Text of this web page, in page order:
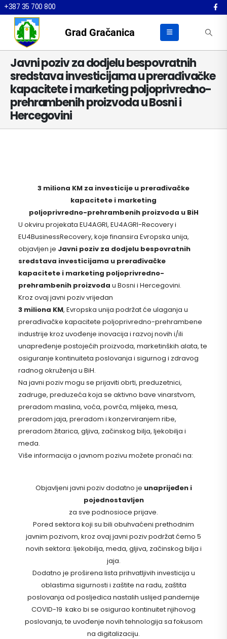
+387 35 700 800
Grad Gračanica
Javni poziv za dodjelu bespovratnih
sredstava investicijama u prerađivačke
kapacitete i marketing poljoprivredno-
prehrambenih proizvoda u Bosni i
Hercegovini
3 miliona KM za investicije u prerađivačke
kapacitete i marketing
poljoprivredno-prehrambenih proizvoda u BiH
U okviru projekata EU4AGRI, EU4AGRI-Recovery i
EU4BusinessRecovery, koje finansira Evropska unija,
objavljen je Javni poziv za dodjelu bespovratnih
sredstava investicijama u prerađivačke
kapacitete i marketing poljoprivredno-
prehrambenih proizvoda u Bosni i Hercegovini.
Kroz ovaj javni poziv vrijedan
3 miliona KM, Evropska unija podržat će ulaganja u
prerađivačke kapacitete poljoprivredno-prehrambene
industrije kroz uvođenje inovacija i razvoj novih i/ili
unapređenje postojećih proizvoda, marketinških alata, te
osiguranje kontinuiteta poslovanja i sigurnog i zdravog
radnog okruženja u BiH.
Na javni poziv mogu se prijaviti obrti, preduzetnici,
zadruge, preduzeća koja se aktivno bave vinarstvom,
preradom maslina, voća, povrća, mlijeka, mesa,
preradom jaja, preradom i konzerviranjem ribe,
preradom žitarica, gljiva, začinskog bilja, ljekobilja i
meda.
Više informacija o javnom pozivu možete pronaći na:
Objavljeni javni poziv dodatno je unaprijeđen i
pojednostavljen
za sve podnosioce prijave.
Pored sektora koji su bili obuhvaćeni prethodnim
javnim pozivom, kroz ovaj javni poziv podržat ćemo 5
novih sektora: ljekobilja, meda, gljiva, začinskog bilja i
jaja.
Dodatno je proširena lista prihvatljivih investicija u
oblastima sigurnosti i zaštite na radu, zaštita
poslovanja od posljedica nastalih uslijed pandemije
COVID-19 kako bi se osigurao kontinuitet njihovog
poslovanja, te uvođenje novih tehnologija sa fokusom
na digitalizaciju.